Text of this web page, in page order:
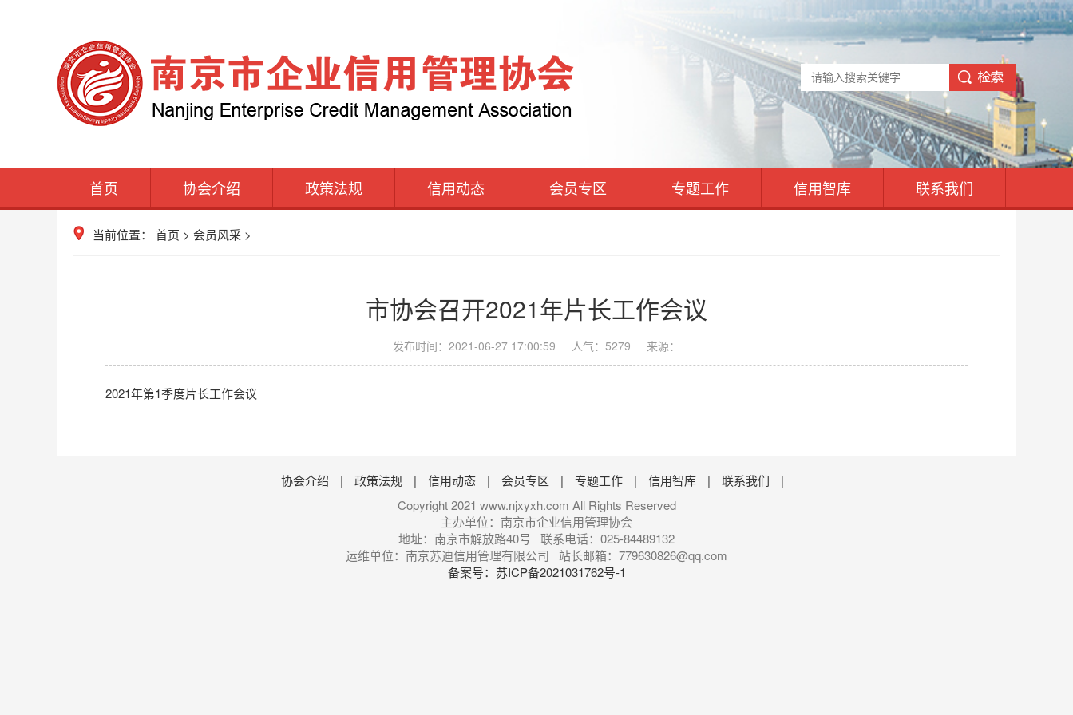
首页 协会介绍 政策法规 信用动态 会员专区 专题工作 信用智库 联系我们
当前位置： 首页 > 会员风采 >
市协会召开2021年片长工作会议
发布时间：2021-06-27 17:00:59 人气：5279 来源：
2021年第1季度片长工作会议
协会介绍 | 政策法规 | 信用动态 | 会员专区 | 专题工作 | 信用智库 | 联系我们
|
Copyright 2021 www.njxyxh.com All Rights Reserved
主办单位：南京市企业信用管理协会
地址：南京市解放路40号 联系电话：025-84489132
运维单位：南京苏迪信用管理有限公司 站长邮箱：779630826@qq.com
备案号：苏ICP备2021031762号-1